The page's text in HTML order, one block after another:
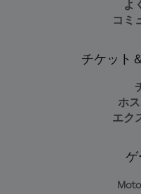
よ
コミ
チケット
ホ
エク
ゲ